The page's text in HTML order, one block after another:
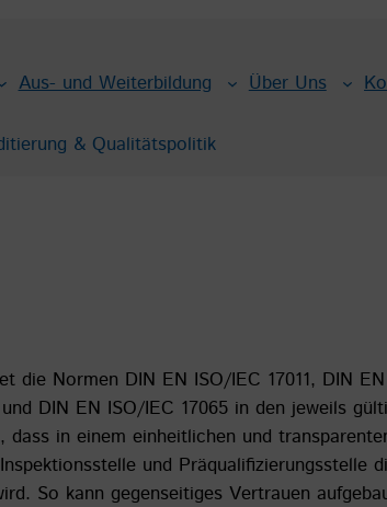
Aus- und Weiterbildung Über Uns
& Qualitätspolitik
die Normen DIN EN ISO/IEC 17011, DIN
DIN EN ISO/IEC 17065 in den jeweils
in einem einheitlichen und
und Präqualifizierungsstelle
So kann gegenseitiges Vertrauen